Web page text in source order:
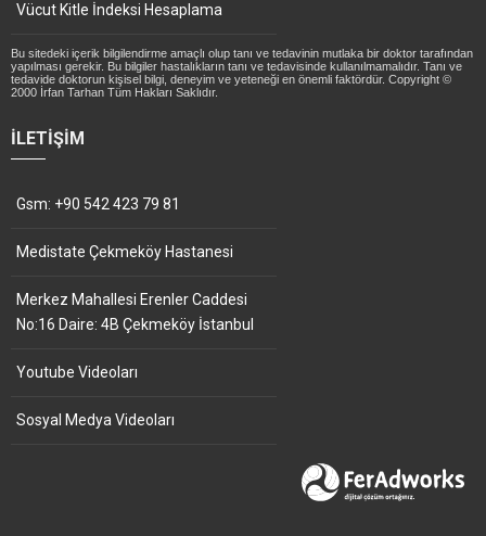
Vücut Kitle İndeksi Hesaplama
Bu sitedeki içerik bilgilendirme amaçlı olup tanı ve tedavinin mutlaka bir doktor tarafından
yapılması gerekir. Bu bilgiler hastalıkların tanı ve tedavisinde kullanılmamalıdır. Tanı ve
tedavide doktorun kişisel bilgi, deneyim ve yeteneği en önemli faktördür. Copyright ©
2000 İrfan Tarhan Tüm Hakları Saklıdır.
İLETIŞIM
Gsm: +90 542 423 79 81
Medistate Çekmeköy Hastanesi
Merkez Mahallesi Erenler Caddesi
No:16 Daire: 4B Çekmeköy İstanbul
Youtube Videoları
Sosyal Medya Videoları